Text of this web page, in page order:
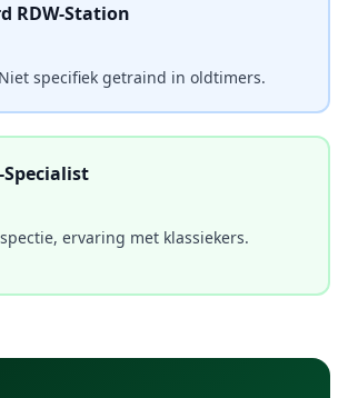
RDW-Station
specifiek getraind in oldtimers.
ervaring met klassiekers.